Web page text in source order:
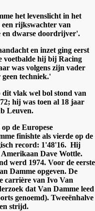
het levenslicht in het
een rijkswachter van
en dwarse doordrijver'.
en inzet ging eerst
voetbalde hij bij Racing
was volgens zijn vader
techniek.'
dit vlak wel bol stond van
hij was toen al 18 jaar
Leuven.
de Europese
finishte als vierde op de
record: 1'48'16. Hij
Amerikaan Dave Wottle.
werd 1974. Voor de eerste
Damme opgeven. De
carrière van Ivo Van
dat Van Damme leed
genoemd). Tweeënhalve
strijd.